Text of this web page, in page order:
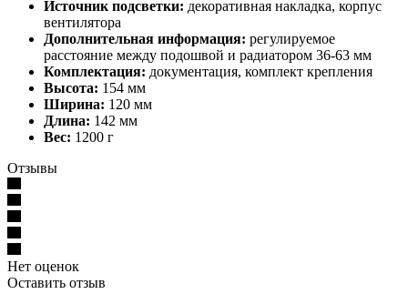
Источник подсветки: декоративная накладка, корпус
вентилятора
Дополнительная информация: регулируемое
расстояние между подошвой и радиатором 36-63 мм
Комплектация: документация, комплект крепления
Высота: 154 мм
Ширина: 120 мм
Длина: 142 мм
Вес: 1200 г
Отзывы
Нет оценок
Оставить отзыв